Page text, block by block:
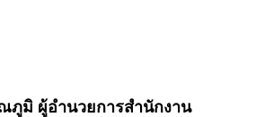
ภูมิ ผู้อำนวยการสำนักงาน